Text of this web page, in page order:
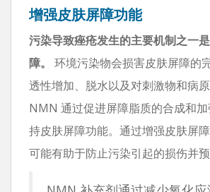
增强皮肤屏障功能
污染导致痤疮发生的主要机制之一
障。
环境污染物会损害皮肤屏障的
透性增加、脱水以及对刺激物和病原
NMN 通过促进屏障脂质的合成和
持皮肤屏障功能。通过增强皮肤屏
可能有助于防止污染引起的损伤并预